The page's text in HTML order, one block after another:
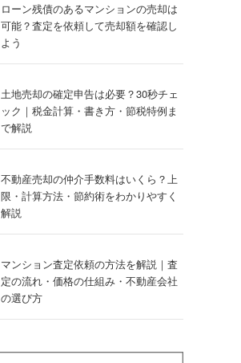
ローン残債のあるマンションの売却は
可能？査定を依頼して売却額を確認し
よう
土地売却の確定申告は必要？30秒チェ
ック｜税金計算・書き方・節税特例ま
で解説
不動産売却の仲介手数料はいくら？上
限・計算方法・節約術をわかりやすく
解説
マンション査定依頼の方法を解説｜査
定の流れ・価格の仕組み・不動産会社
の選び方